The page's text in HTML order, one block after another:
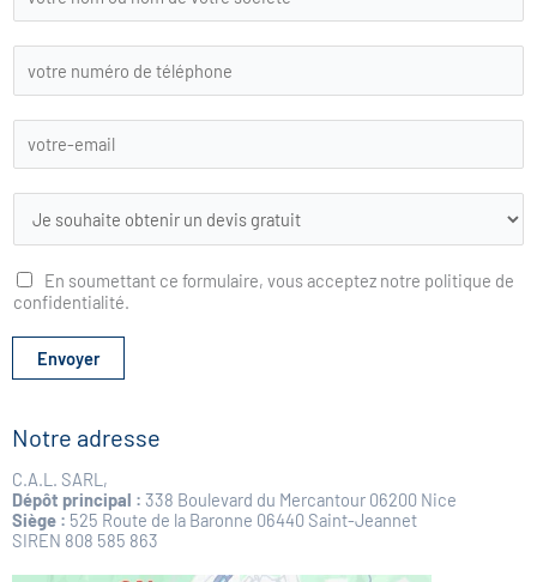
s
t
e
d
é
o
a
t
e
En soumettant ce formulaire, vous acceptez notre politique de
confidentialité.
Envoyer
Notre adresse
C.A.L. SARL,
Dépôt principal : 338 Boulevard du Mercantour 06200 Nice
Siège : 525 Route de la Baronne 06440 Saint-Jeannet
SIREN 808 585 863